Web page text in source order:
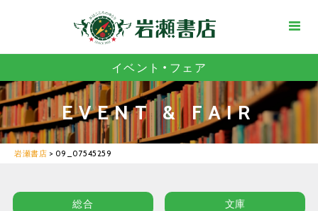
イベント・フェア
EVENT & FAIR
岩瀬書店 > 09_07545259
総合 文庫